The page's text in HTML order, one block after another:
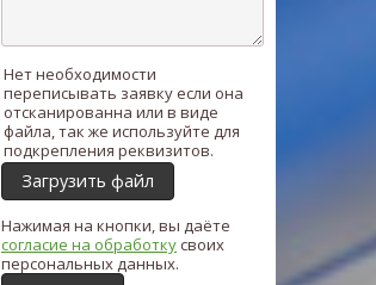
Нет необходимости
переписывать заявку если она
отсканированна или в виде
файла, так же используйте для
подкрепления реквизитов.
Загрузить файл
Нажимая на кнопки, вы даёте
согласие на обработкусвоих
персональных данных.